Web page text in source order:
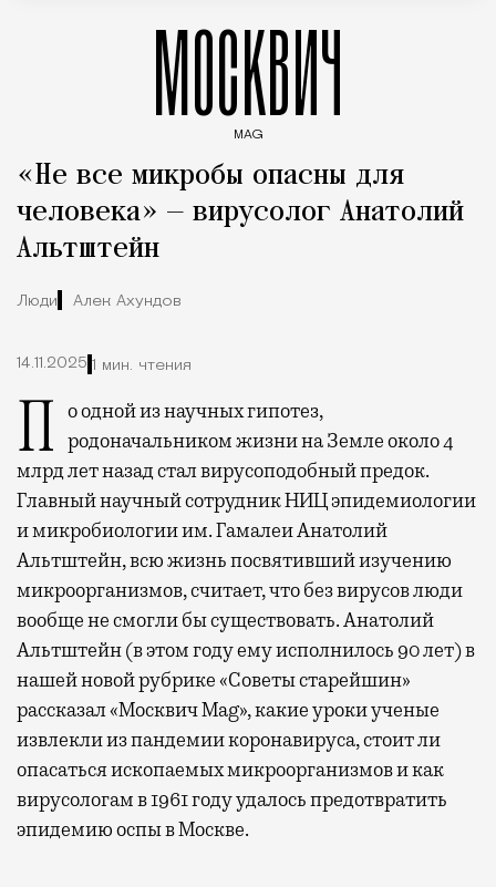
МОСКВИЧ
MAG
«Не все микробы опасны для
человека» — вирусолог Анатолий
Альтштейн
Люди Алек Ахундов
14.11.2025 1 мин. чтения
По одной из научных гипотез, родоначальником жизни на Земле около 4
млрд лет назад стал вирусоподобный предок.
Главный научный сотрудник НИЦ эпидемиологии
и микробиологии им. Гамалеи Анатолий
Альтштейн, всю жизнь посвятивший изучению
микроорганизмов, считает, что без вирусов люди
вообще не смогли бы существовать. Анатолий
Альтштейн (в этом году ему исполнилось 90 лет) в
нашей новой рубрике «Советы старейшин»
рассказал «Москвич Mag», какие уроки ученые
извлекли из пандемии коронавируса, стоит ли
опасаться ископаемых микроорганизмов и как
вирусологам в 1961 году удалось предотвратить
эпидемию оспы в Москве.